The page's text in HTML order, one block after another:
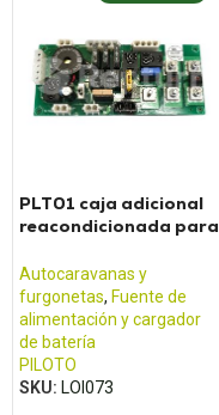
PLT01 caja adicional
reacondicionada para
Autocaravanas y
furgonetas, Fuente de
alimentación y cargador
de batería
PILOTO
SKU: LOI073